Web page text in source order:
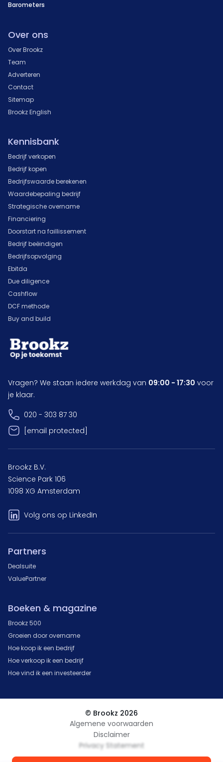
Barometers
Over ons
Over Brookz
Team
Adverteren
Contact
Sitemap
Brookz English
Kennisbank
Bedrijf verkopen
Bedrijf kopen
Bedrijfswaarde berekenen
Waardebepaling bedrijf
Strategische overname
Financiering
Doorstart na faillissement
Bedrijf beëindigen
Bedrijfsopvolging
Ebitda
Due diligence
Cashflow
DCF methode
Buy and build
Vragen? We staan iedere werkdag van 09:00 - 17:30 voor
je klaar.
020 - 303 87 30
[email protected]
Brookz B.V.
Science Park 106
1098 XG Amsterdam
Volg ons op LinkedIn
Partners
Dealsuite
ValuePartner
Boeken & magazine
Brookz 500
Groeien door overname
Hoe koop ik een bedrijf
Hoe verkoop ik een bedrijf
Hoe vind ik een investeerder
© Brookz 2026
Algemene voorwaarden
Disclaimer
Privacy Statement